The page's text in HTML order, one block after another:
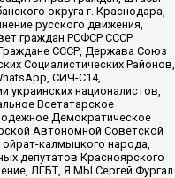
округа г. Краснодара,
русского движения,
граждан РСФСР СССР
СССР, Держава Союз
Социалистических Районов,
СИЧ-С14,
националистов,
Всетатарское
Демократическое
Автономной Советской
калмыцкого народа,
депутатов Красноярского
ЛГБТ, Я.МЫ Сергей Фургал